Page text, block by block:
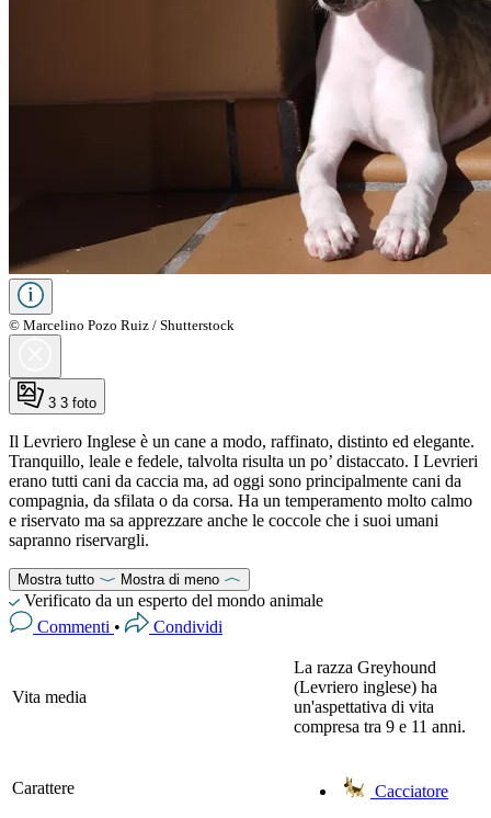
© Marcelino Pozo Ruiz / Shutterstock
3 3 foto
Il Levriero Inglese è un cane a modo, raffinato, distinto ed elegante.
Tranquillo, leale e fedele, talvolta risulta un po’ distaccato. I Levrieri
erano tutti cani da caccia ma, ad oggi sono principalmente cani da
compagnia, da sfilata o da corsa. Ha un temperamento molto calmo
e riservato ma sa apprezzare anche le coccole che i suoi umani
sapranno riservargli.
Mostra tutto Mostra di meno
Verificato da un esperto del mondo animale
Commenti • Condividi
Vita media
La razza Greyhound
(Levriero inglese) ha
un'aspettativa di vita
compresa tra 9 e 11 anni.
Carattere Cacciatore